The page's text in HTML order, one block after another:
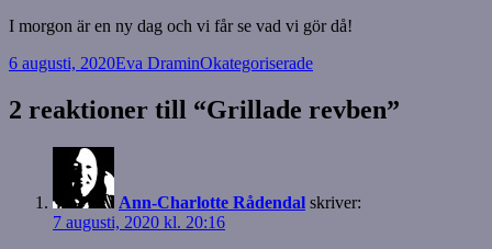
I morgon är en ny dag och vi får se vad vi gör då!
Postat
6 augusti, 2020Författare
Eva DraminKategorier
Okategoriserade
2 reaktioner till “Grillade revben”
Ann-Charlotte Rådendal skriver:
7 augusti, 2020 kl. 20:16